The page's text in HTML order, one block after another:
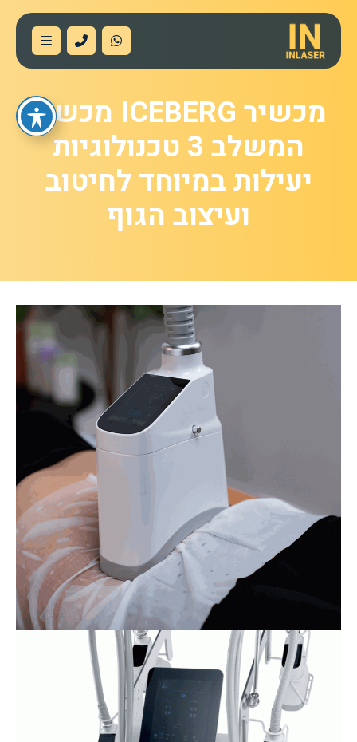
מכשיר ICEBERG מכשיר
המשלב 3 טכנולוגיות
יעילות במיוחד לחיטוב
ועיצוב הגוף